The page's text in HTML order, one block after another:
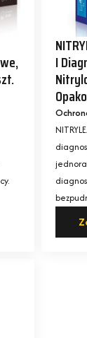
I